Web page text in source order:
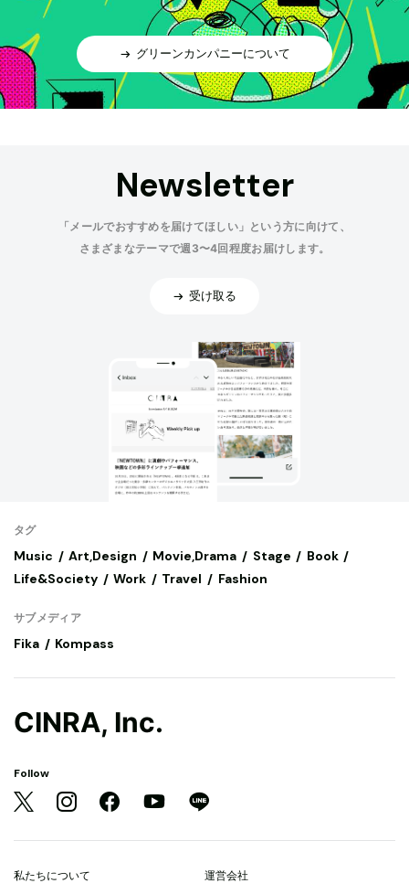
グリーンカンパニーについて
Newsletter
「メールでおすすめを届けてほしい」という方に向けて、
さまざまなテーマで週3〜4回程度お届けします。
受け取る
タグ
Music Art,Design Movie,Drama Stage
Book
Life&Society
Work Travel Fashion
サブメディア
Fika Kompass
CINRA, Inc.
Follow
私たちについて 運営会社